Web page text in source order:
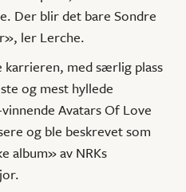
Der blir det bare Sondre
ler Lerche.
med særlig plass
og mest hyllede
Avatars Of Love
og ble beskrevet som
album» av NRKs